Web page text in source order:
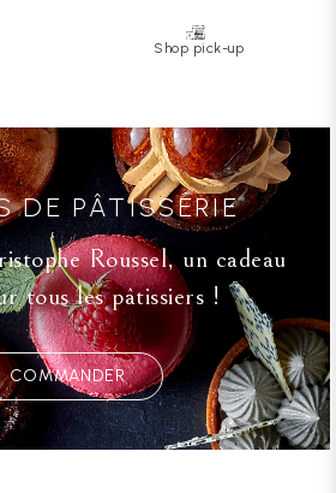
Shop pick-up
DE PÂTISSERIE
Roussel, un cadeau
tous les pâtissiers !
COMMANDER